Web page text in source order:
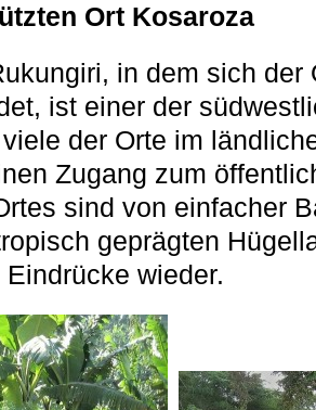
Ort Kosaroza
in dem sich der
ist einer der
der Orte im
Zugang zum
sind von einfacher
geprägten
wieder.